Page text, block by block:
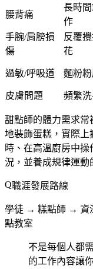
腰背痛
長時
作
手腕/肩膀損
傷
反覆
花
過敏/呼吸道 麵粉
皮膚問題
頻繁
甜點師的體力需求常
地裝飾蛋糕，實際上
時、在高溫廚房中
況，並養成規律運動
職涯發展路線
學徒 → 糕點師 → 資
點教室
不是每個人都
的工作內容讓